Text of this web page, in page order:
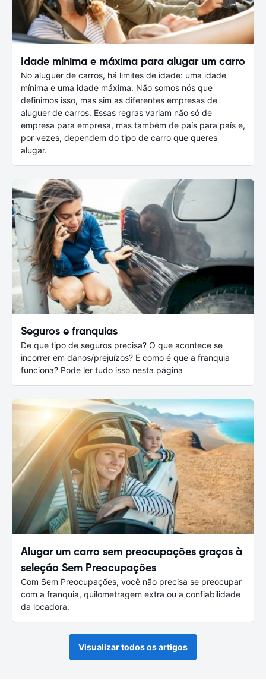
Idade mínima e máxima para alugar um carro
No aluguer de carros, há limites de idade: uma idade
mínima e uma idade máxima. Não somos nós que
definimos isso, mas sim as diferentes empresas de
aluguer de carros. Essas regras variam não só de
empresa para empresa, mas também de país para país e,
por vezes, dependem do tipo de carro que queres
alugar.
Seguros e franquias
De que tipo de seguros precisa? O que acontece se
incorrer em danos/prejuízos? E como é que a franquia
funciona? Pode ler tudo isso nesta página
Alugar um carro sem preocupações graças à
seleção Sem Preocupações
Com Sem Preocupações, você não precisa se preocupar
com a franquia, quilometragem extra ou a confiabilidade
da locadora.
Visualizar todos os artigos